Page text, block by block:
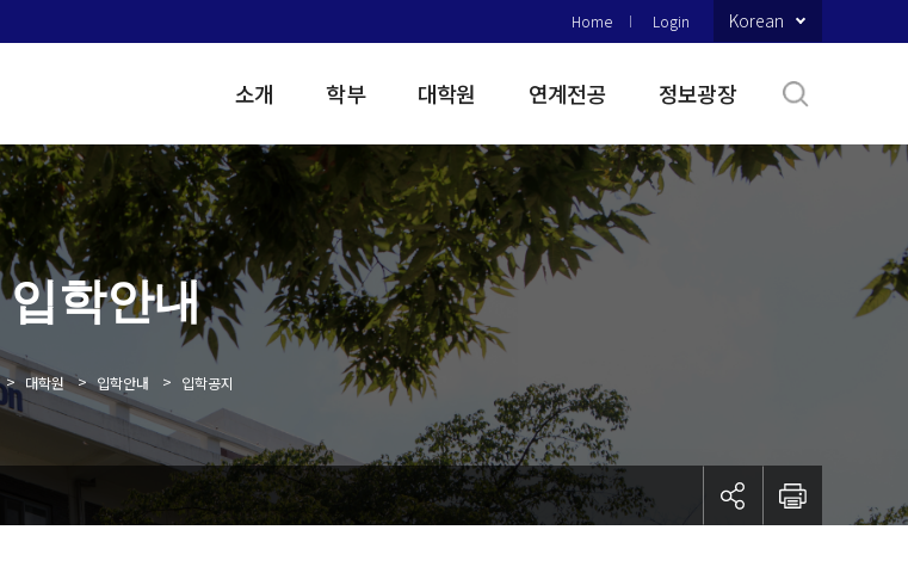
Home Login Korean
소개 학부 대학원 연계전공 정보광장
입학안내
> 대학원 > 입학안내 > 입학공지